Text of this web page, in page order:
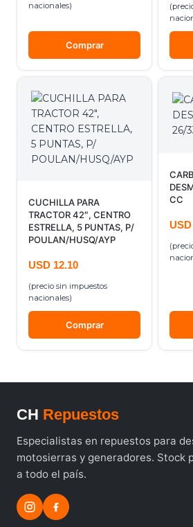
nacionales)
Comprar
CUCHILLA PARA
TRACTOR 42″, CENTRO
ESTRELLA, 5 PUNTAS, P/
POULAN/HUSQ/AYP
USD 12.10
(precio sin impuestos
nacionales)
Comprar
CC
USD
CH Repuestos
Especialistas en repuestos para
motosierras y generadores. Stock
a todo el país.